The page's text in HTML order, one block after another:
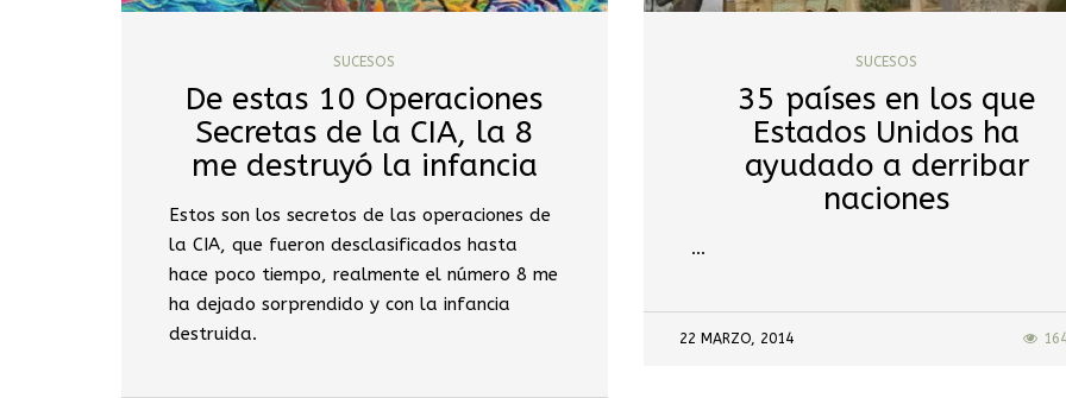
SUCESOS
De estas 10 Operaciones
Secretas de la CIA, la 8
me destruyó la infancia
Estos son los secretos de las operaciones de
la CIA, que fueron desclasificados hasta
hace poco tiempo, realmente el número 8 me
ha dejado sorprendido y con la infancia
destruida.
SUCESOS
35 países en los que
Estados Unidos ha
ayudado a derribar
naciones
…
22 MARZO, 2014